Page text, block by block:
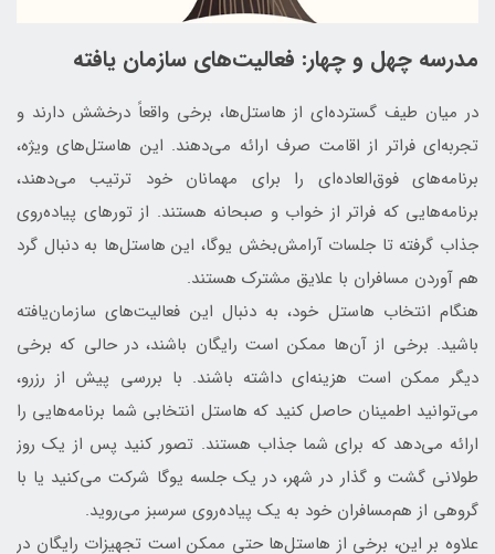
مدرسه چهل و چهار: فعالیت‌های سازمان یافته
در میان طیف گسترده‌ای از هاستل‌ها، برخی واقعاً درخشش دارند و
تجربه‌ای فراتر از اقامت صرف ارائه می‌دهند. این هاستل‌های ویژه،
برنامه‌های فوق‌العاده‌ای را برای مهمانان خود ترتیب می‌دهند،
برنامه‌هایی که فراتر از خواب و صبحانه هستند. از تورهای پیاده‌روی
جذاب گرفته تا جلسات آرامش‌بخش یوگا، این هاستل‌ها به دنبال گرد
هم آوردن مسافران با علایق مشترک هستند.
هنگام انتخاب هاستل خود، به دنبال این فعالیت‌های سازمان‌یافته
باشید. برخی از آن‌ها ممکن است رایگان باشند، در حالی که برخی
دیگر ممکن است هزینه‌ای داشته باشند. با بررسی پیش از رزرو،
می‌توانید اطمینان حاصل کنید که هاستل انتخابی شما برنامه‌هایی را
ارائه می‌دهد که برای شما جذاب هستند. تصور کنید پس از یک روز
طولانی گشت و گذار در شهر، در یک جلسه یوگا شرکت می‌کنید یا با
گروهی از هم‌مسافران خود به یک پیاده‌روی سرسبز می‌روید.
علاوه بر این، برخی از هاستل‌ها حتی ممکن است تجهیزات رایگان در